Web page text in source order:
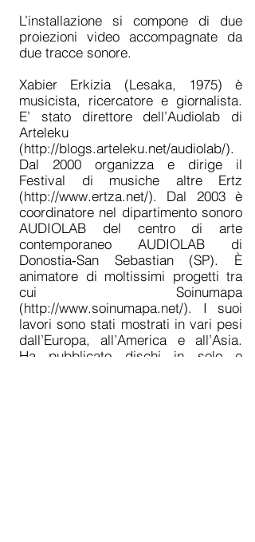
L’installazione si compone di due
proiezioni video accompagnate da
due tracce sonore.
Xabier Erkizia (Lesaka, 1975) è
musicista, ricercatore e giornalista.
E’ stato direttore dell’Audiolab di
Arteleku
(http://blogs.arteleku.net/audiolab/).
Dal 2000 organizza e dirige il
Festival di musiche altre Ertz
(http://www.ertza.net/). Dal 2003 è
coordinatore nel dipartimento sonoro
AUDIOLAB del centro di arte
contemporaneo AUDIOLAB di
Donostia‐San Sebastian (SP). È
animatore di moltissimi progetti tra
cui Soinumapa
(http://www.soinumapa.net/). I suoi
lavori sono stati mostrati in vari pesi
dall’Europa, all’America e all’Asia.
Ha pubblicato dischi in solo e